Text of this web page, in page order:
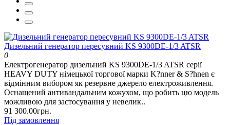
Дизельний генератор пересувний KS 9300DE-1/3 ATSR
0
Електрогенератор дизельний KS 9300DE-1/3 ATSR серії
HEAVY DUTY німецької торгової марки K?nner & S?hnen є
відмінним вибором як резервне джерело електроживлення.
Оснащений антивандальним кожухом, що робить цю модель
можливою для застосування у невелик..
91 300.00грн.
Під замовлення